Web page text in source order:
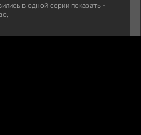
в одной серии показать -